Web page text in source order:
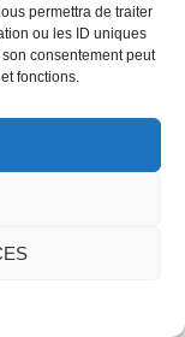
permettra de traiter
ou les ID uniques
consentement peut
fonctions.
mais comme tu
petits moyens
souvent à se